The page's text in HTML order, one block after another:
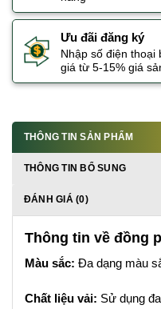
Ưu đãi đăng ký
Nhập số điện
giá từ 5-15% giá
THÔNG TIN SẢN PHẨM
THÔNG TIN BỔ SUNG
ĐÁNH GIÁ (0)
Thông tin về đồng
Màu sắc: Đa dạng màu
Chất liệu vải: Sử dụng